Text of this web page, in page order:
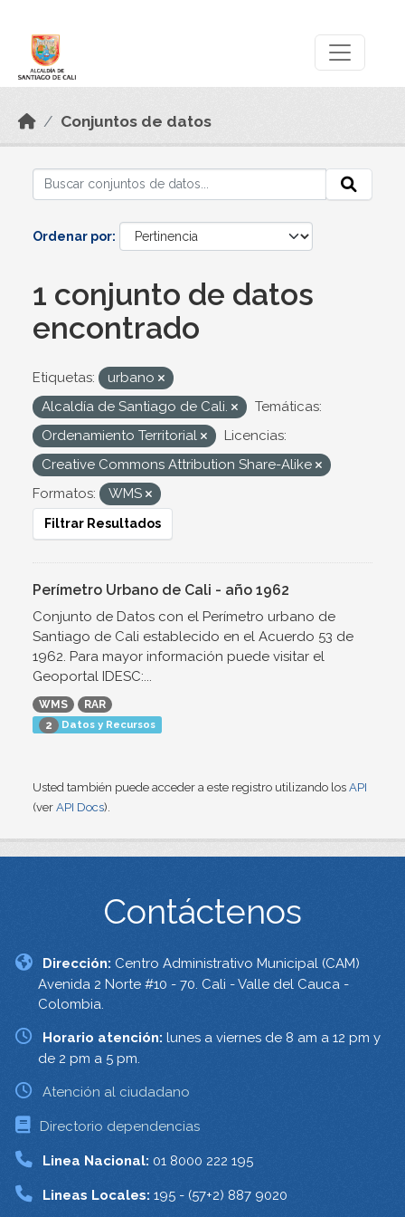
Conjuntos de datos
Ordenar por
1 conjunto de datos
encontrado
Etiquetas:
urbano
Alcaldía de Santiago de Cali.
Temáticas:
Ordenamiento Territorial
Licencias:
Creative Commons Attribution Share-Alike
Formatos:
WMS
Filtrar Resultados
Perímetro Urbano de Cali - año 1962
Conjunto de Datos con el Perímetro urbano de
Santiago de Cali establecido en el Acuerdo 53 de
1962. Para mayor información puede visitar el
Geoportal IDESC:...
WMS
RAR
2 Datos y Recursos
Usted también puede acceder a este registro utilizando los API
(ver API Docs).
Contáctenos
Dirección: Centro Administrativo Municipal (CAM)
Avenida 2 Norte #10 - 70. Cali - Valle del Cauca -
Colombia.
Horario atención: lunes a viernes de 8 am a 12 pm y
de 2 pm a 5 pm.
Atención al ciudadano
Directorio dependencias
Linea Nacional: 01 8000 222 195
Lineas Locales: 195 - (57+2) 887 9020